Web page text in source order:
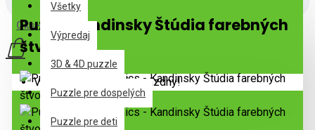
Všetky
Výpredaj
3D & 4D puzzle
Puzzle pre dospelých
Puzzle pre deti
0 ks - 0,00€
Váš nákupný košík je prázdny!
Puzzle Kandinsky Štúdia farebných
štvorcov